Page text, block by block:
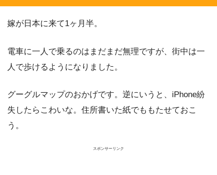
嫁が日本に来て1ヶ月半。
電車に一人で乗るのはまだまだ無理ですが、街中は一
人で歩けるようになりました。
グーグルマップのおかげです。逆にいうと、iPhone紛
失したらこわいな。住所書いた紙でももたせておこ
う。
スポンサーリンク